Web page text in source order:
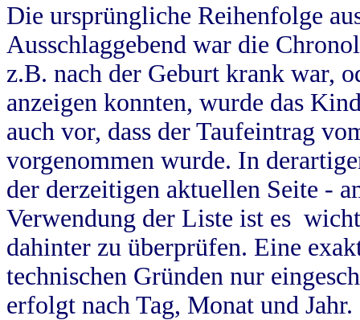
Die ursprüngliche Reihenfolge
Ausschlaggebend war die
z.B. nach der Geburt krank war,
anzeigen konnten, wurde das
auch vor, dass der Taufeintrag
vorgenommen wurde. In
der derzeitigen aktuellen Seite -
Verwendung der Liste ist es
dahinter zu überprüfen. Eine
technischen Gründen nur
erfolgt nach Tag, Monat und Jahr.